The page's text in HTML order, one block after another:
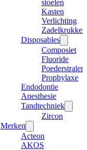
stoelen
Kasten
Verlichting
Zadelkrukken
Disposables
Composiet
Fluoride
Poederstraler
Prophylaxe
Endodontie
Anesthesie
Tandtechniek
Zircon
Merken
Acteon
AKOS